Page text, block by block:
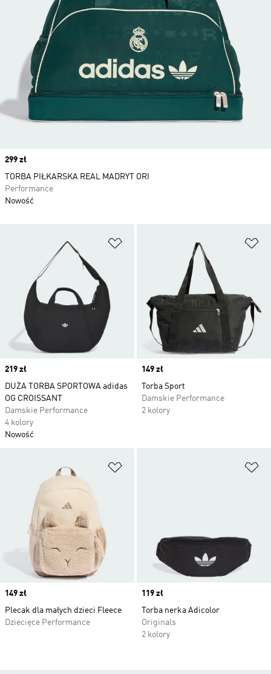
Dodaj do listy życzeń
Price
219 zł
DUŻA TORBA SPORTOWA adidas
OG CROISSANT
Damskie Performance
4 kolory
Nowość
Price
149 zł
Torba Sport
Damskie Performance
2 kolory
Price
149 zł
Plecak dla małych dzieci Fleece
Dziecięce Performance
Price
119 zł
Torba nerka Adicolor
Originals
2 kolory
Price
299 zł
TORBA PIŁKARSKA REAL MADRYT ORI
Performance
Nowość